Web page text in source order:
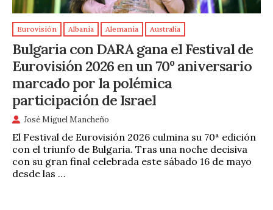
Eurovisión Albania Alemania Australia
Bulgaria con DARA gana el Festival de
Eurovisión 2026 en un 70º aniversario
marcado por la polémica
participación de Israel
José Miguel Mancheño
El Festival de Eurovisión 2026 culmina su 70ª edición
con el triunfo de Bulgaria. Tras una noche decisiva
con su gran final celebrada este sábado 16 de mayo
desde las …